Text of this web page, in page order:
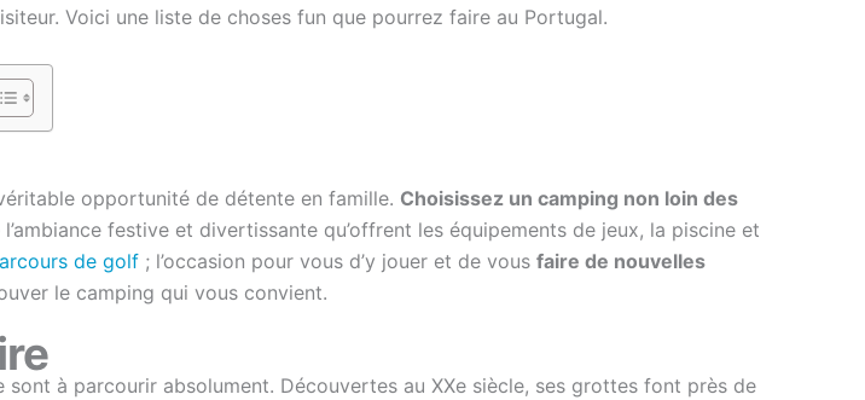
Voici une liste de choses fun que pourrez faire au Portugal.
opportunité de détente en famille. Choisissez un camping non loin des
festive et divertissante qu’offrent les équipements de jeux, la piscine et
de golf ; l’occasion pour vous d’y jouer et de vous faire de nouvelles
le camping qui vous convient.
à parcourir absolument. Découvertes au XXe siècle, ses grottes font près de